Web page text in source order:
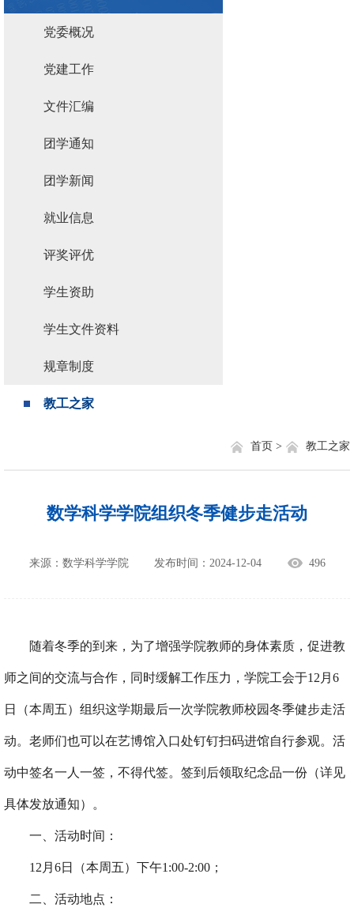
党委概况
党建工作
文件汇编
团学通知
团学新闻
就业信息
评奖评优
学生资助
学生文件资料
规章制度
教工之家
教工之家
首页 >
数学科学学院组织冬季健步走活动
来源：数学科学学院 发布时间：2024-12-04 496
随着冬季的到来，为了增强学院教师的身体素质，促进教
师之间的交流与合作，同时缓解工作压力，学院工会于12 月 6
日（本周五）组织这学期最后一次学院教师校园冬季健步走活
动。老师们也可以在艺博馆入口处钉钉扫码进馆自行参观。活
动中签名一人一签，不得代签。签到后领取纪念品一份（详见
具体发放通知）。
一、活动时间：
12 月 6日（本周五）下午1:00-2:00 ；
二、活动地点：